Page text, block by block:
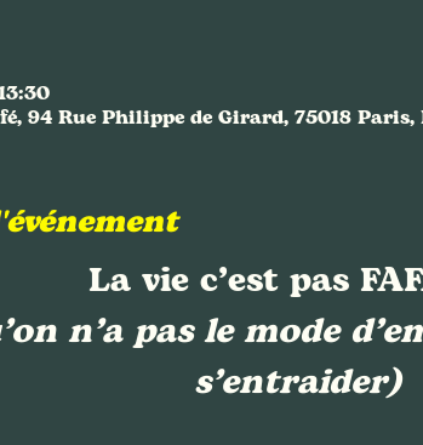
94 Rue Philippe de Girard, 75018 Paris,
La vie c’est pas
n’a pas le mode
s’entraider)